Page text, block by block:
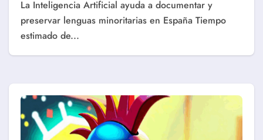
La Inteligencia Artificial ayuda a documentar y
preservar lenguas minoritarias en España Tiempo
estimado de...